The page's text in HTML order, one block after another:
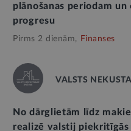
plānošanas periodam
progresu
Pirms 2 dienām, Finanses
VALSTS
No dārglietām līdz
realizē valstij piekritīgās